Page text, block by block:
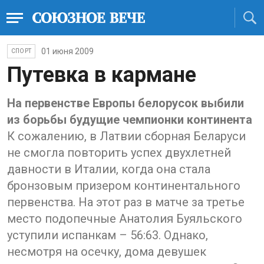
СПОРТ 01 июня 2009
Путевка в кармане
На первенстве Европы белорусок выбили
из борьбы будущие чемпионки континента
К сожалению, в Латвии сборная Беларуси
не смогла повторить успех двухлетней
давности в Италии, когда она стала
бронзовым призером континентального
первенства. На этот раз в матче за третье
место подопечные Анатолия Буяльского
уступили испанкам – 56:63. Однако,
несмотря на осечку, дома девушек